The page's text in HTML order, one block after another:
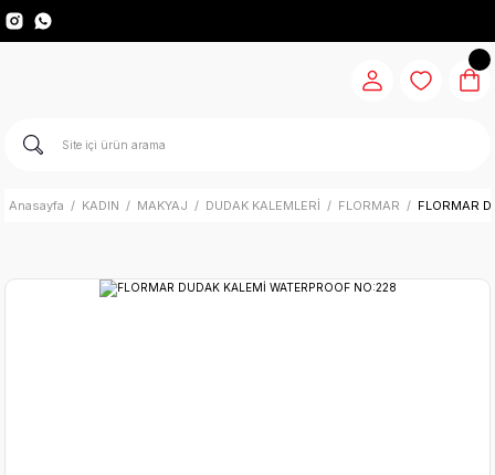
Anasayfa KADIN MAKYAJ DUDAK KALEMLERİ FLORMAR FLORMAR